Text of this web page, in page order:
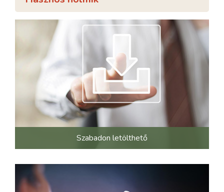
Szabadon letölthető